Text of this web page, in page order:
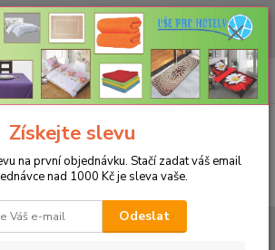
MNOŽSTVÍ NAŠICH PRODUKTŮ ZA LEPŠÍ
CENU? Klikněte ZDE
CZK 0ks
za0 Kč
NAŠEHO E-SHOPU
Saunová plachta
Získejte slevu
na první objednávku. Stačí zadat váš email
nad 1000 Kč je sleva vaše.
Odeslat